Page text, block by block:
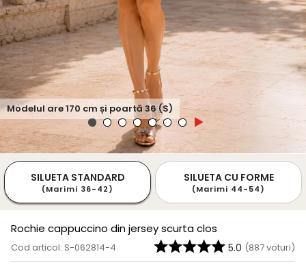
Modelul are170 cm și poartă 36 (S)
SILUETA STANDARD
(Marimi 36-42)
SILUETA CU FORME
(Marimi 44-54)
Rochie cappuccino din jersey scurta clos
Cod articol: S-062814-4 5.0 (887voturi)